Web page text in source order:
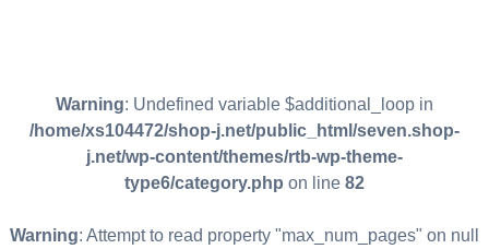
Warning: Undefined variable $additional_loop in
/home/xs104472/shop-j.net/public_html/seven.shop-
j.net/wp-content/themes/rtb-wp-theme-
type6/category.php on line 82
Warning: Attempt to read property "max_num_pages" on null